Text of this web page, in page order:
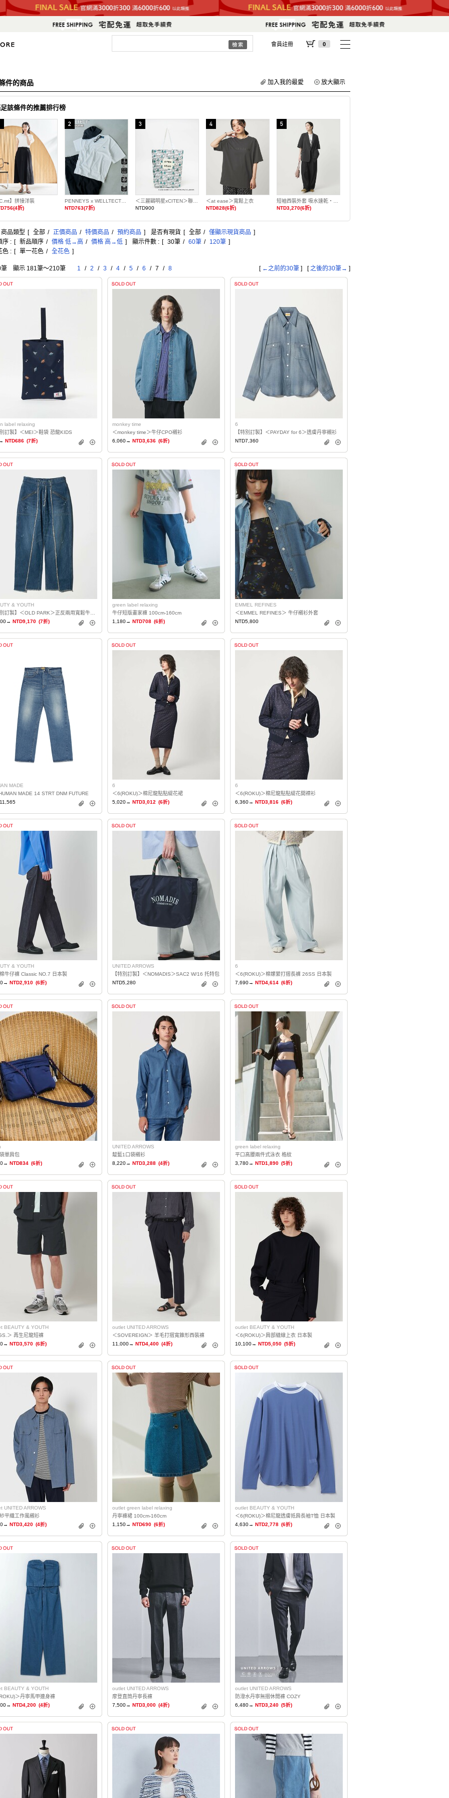
會員註冊 0
件的商品 放大顯示
加入我的最愛
該條件的推薦排行榜
C.mt】拼接洋裝
折)
NTD763(7折)
NTD900
＜at ease＞寬鬆上衣
NTD828(6折)
NTD3,270(6折)
品類型 [ 全部 / 正價商品 / 特價商品 / 預約商品 ] 是否有現貨 [ 全部 / 僅顯示現貨商品 ]
序 : [ 新品順序 / 價格 低→高 / 價格 高→低 ] 顯示件數 : [ 30筆 / 60筆 / 120筆 ]
色 : [ 單一花色 / 全花色 ]
筆 顯示 181筆〜210筆 1 / 2 / 3 / 4 / 5 / 6 / 7 / 8 [ ←之前的30筆 ] [ 之後的30筆→ ]
label relaxing
別訂製】＜MEI＞鞋袋 恐龍KIDS
NTD686 (7折)
monkey time
＜monkey time＞牛仔CPO襯衫
6,060→ NTD3,636 (6折)
6
【特別訂製】＜PAYDAY for 6＞透膚丹寧襯衫
NTD7,360
& YOUTH
NTD9,170 (7折)
green label relaxing
牛仔短版畫家褲 100cm-160cm
1,180→ NTD708 (6折)
EMMEL REFINES
＜EMMEL REFINES＞ 牛仔襯衫外套
NTD5,800
MADE
MADE 14 STRT DNM FUTURE
6
＜6(ROKU)＞棉尼龍點點緹花裙
5,020→ NTD3,012 (6折)
6
＜6(ROKU)＞棉尼龍點點緹花開襟衫
6,360→ NTD3,816 (6折)
& YOUTH
牛仔褲 Classic NO.7 日本製
NTD2,910 (6折)
UNITED ARROWS
【特別訂製】＜NOMADIS＞SAC2 W/16 托特包
NTD5,280
6
＜6(ROKU)＞棉嫘縈打摺長褲 26SS 日本製
7,690→ NTD4,614 (6折)
單肩包
NTD834 (6折)
UNITED ARROWS
靛藍1口袋襯衫
8,220→ NTD3,288 (4折)
green label relaxing
平口高腰兩件式泳衣 格紋
3,780→ NTD1,890 (5折)
BEAUTY & YOUTH
＞ 再生尼龍短褲
NTD3,570 (6折)
outlet UNITED ARROWS
＜SOVEREIGN＞ 羊毛打摺寬錐形西裝褲
11,000→ NTD4,400 (4折)
outlet BEAUTY & YOUTH
＜6(ROKU)＞肩部縫線上衣 日本製
10,100→ NTD5,050 (5折)
UNITED ARROWS
平織工作風襯衫
NTD3,420 (4折)
outlet green label relaxing
丹寧褲裙 100cm-160cm
1,150→ NTD690 (6折)
outlet BEAUTY & YOUTH
＜6(ROKU)＞棉尼龍透膚抵肩長袖T恤 日本製
4,630→ NTD2,778 (6折)
BEAUTY & YOUTH
＞丹寧馬甲連身褲
NTD4,200 (4折)
outlet UNITED ARROWS
摩登直筒丹寧長褲
7,500→ NTD3,000 (4折)
outlet UNITED ARROWS
防潑水丹寧無摺休閒褲 COZY
6,480→ NTD3,240 (5折)